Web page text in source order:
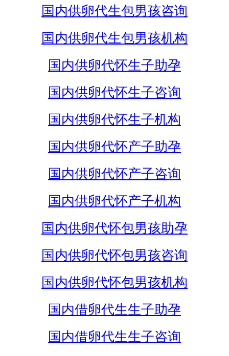
国内供卵代生包男孩咨询
国内供卵代生包男孩机构
国内供卵代怀生子助孕
国内供卵代怀生子咨询
国内供卵代怀生子机构
国内供卵代怀产子助孕
国内供卵代怀产子咨询
国内供卵代怀产子机构
国内供卵代怀包男孩助孕
国内供卵代怀包男孩咨询
国内供卵代怀包男孩机构
国内借卵代生生子助孕
国内借卵代生生子咨询